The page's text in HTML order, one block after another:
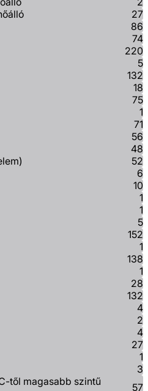
27
86
74
220
5
132
18
75
1
71
56
48
52
6
10
1
1
5
152
1
138
1
28
132
4
2
4
27
1
3
től magasabb szintű
57